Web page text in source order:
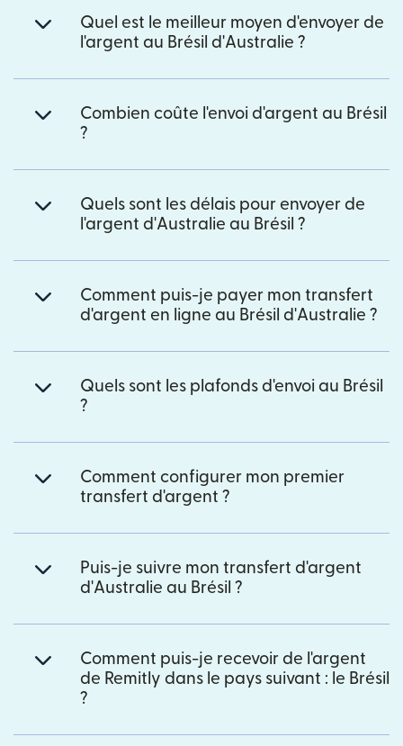
Quel est le meilleur moyen d'envoyer de
l'argent au Brésil d'Australie ?
Combien coûte l'envoi d'argent au Brésil
?
Quels sont les délais pour envoyer de
l'argent d'Australie au Brésil ?
Comment puis-je payer mon transfert
d'argent en ligne au Brésil d'Australie ?
Quels sont les plafonds d'envoi au Brésil
?
Comment configurer mon premier
transfert d'argent ?
Puis-je suivre mon transfert d'argent
d'Australie au Brésil ?
Comment puis-je recevoir de l'argent
de Remitly dans le pays suivant : le Brésil
?